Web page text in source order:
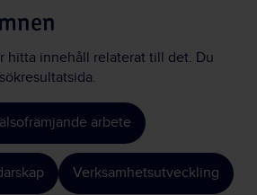
hitta innehåll relaterat till det. Du
arbete
Verksamhetsutveckling